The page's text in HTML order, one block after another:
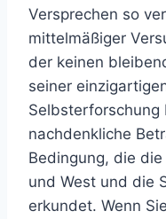
Versprechen so
mittelmäßiger
der keinen
seiner
Selbsterforschung
nachdenkliche
Bedingung, die
und West und die
erkundet. Wenn